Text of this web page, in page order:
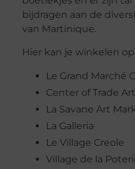
bijdragen aan de
van Martinique.
Hier kan je winkelen
Le Grand Marché
Center of Trade
La Savane Art
La Galleria
Le Village Creole
Village de la